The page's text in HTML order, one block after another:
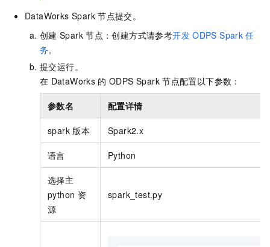
DataWorks Spark 节点提交。
创建 Spark 节点：创建方式请参考开发 ODPS Spark 任
务。
提交运行。
在 DataWorks 的 ODPS Spark 节点配置以下参数：
参数名 配置详情
spark 版本 Spark2.x
语言 Python
选择主
python 资
源
spark_test.py